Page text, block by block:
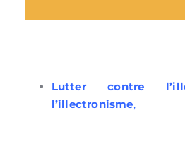
Lutter contre
l’illectronisme,